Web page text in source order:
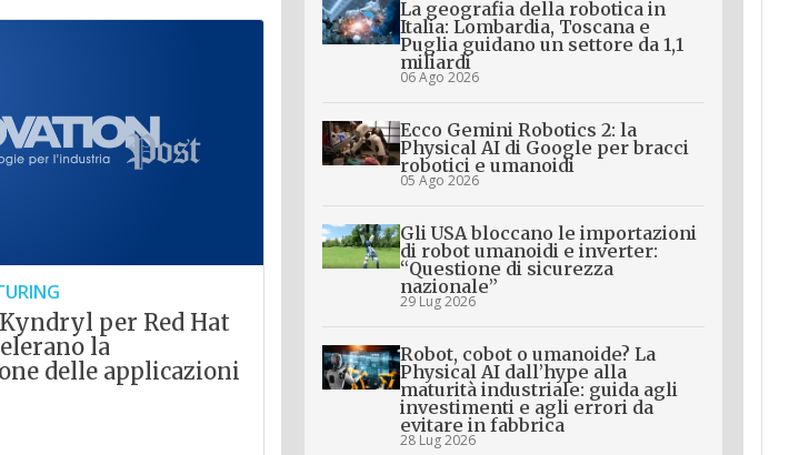
per Red Hat
la
delle applicazioni
La geografia della robotica in
Italia: Lombardia, Toscana e
Puglia guidano un settore da 1,1
miliardi
06 Ago 2026
Ecco Gemini Robotics 2: la
Physical AI di Google per bracci
robotici e umanoidi
05 Ago 2026
Gli USA bloccano le importazioni
di robot umanoidi e inverter:
“Questione di sicurezza
nazionale”
29 Lug 2026
Robot, cobot o umanoide? La
Physical AI dall’hype alla
maturità industriale: guida agli
investimenti e agli errori da
evitare in fabbrica
28 Lug 2026